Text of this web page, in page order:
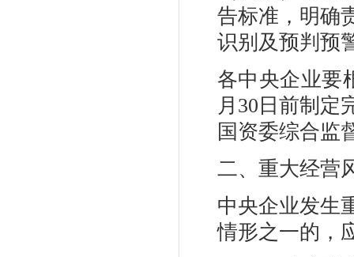
告标准，明确
识别及预判预
各中央企业要
月30日前制定
国资委综合监
二、重大经营
中央企业发生
情形之一的，